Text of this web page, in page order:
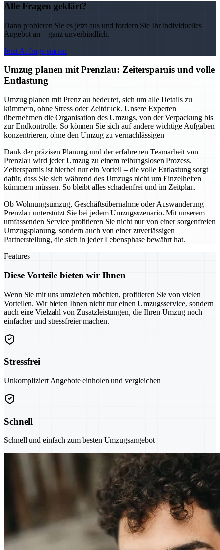
Alle Fragen geklärt?
Dann probieren Sie es jetzt aus und fordern Sie Ihr individuelles
Angebot an – ganz unverbindlich.
Jetzt Anfrage starten
Umzug planen mit Prenzlau: Zeitersparnis und volle
Entlastung
Umzug planen mit Prenzlau bedeutet, sich um alle Details zu
kümmern, ohne Stress oder Zeitdruck. Unsere Experten
übernehmen die Organisation des Umzugs, von der Verpackung bis
zur Endkontrolle. So können Sie sich auf andere wichtige Aufgaben
konzentrieren, ohne den Umzug zu vernachlässigen.
Dank der präzisen Planung und der erfahrenen Teamarbeit von
Prenzlau wird jeder Umzug zu einem reibungslosen Prozess.
Zeitersparnis ist hierbei nur ein Vorteil – die volle Entlastung sorgt
dafür, dass Sie sich während des Umzugs nicht um Einzelheiten
kümmern müssen. So bleibt alles schadenfrei und im Zeitplan.
Ob Wohnungsumzug, Geschäftsübernahme oder Auswanderung –
Prenzlau unterstützt Sie bei jedem Umzugsszenario. Mit unserem
umfassenden Service profitieren Sie nicht nur von einer sorgenfreien
Umzugsplanung, sondern auch von einer zuverlässigen
Partnerstellung, die sich in jeder Lebensphase bewährt hat.
Features
Diese Vorteile bieten wir Ihnen
Wenn Sie mit uns umziehen möchten, profitieren Sie von vielen
Vorteilen. Wir bieten Ihnen nicht nur einen Umzugsservice, sondern
auch eine Vielzahl von Zusatzleistungen, die Ihren Umzug noch
einfacher und stressfreier machen.
Stressfrei
Unkompliziert Angebote einholen und vergleichen
Schnell
Schnell und einfach zum besten Umzugsangebot